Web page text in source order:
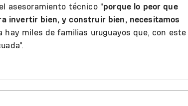
asesoramiento técnico "porque lo peor que
invertir bien, y construir bien, necesitamos
hay miles de familias uruguayos que, con este